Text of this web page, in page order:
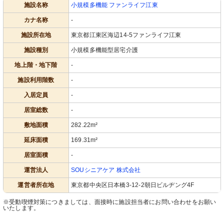
施設名称 小規模多機能 ファンライフ江東
カナ名称 -
施設所在地 東京都江東区海辺14-5ファンライフ江東
施設種別 小規模多機能型居宅介護
地上階・地下階 -
施設利用階数 -
入居定員 -
居室総数 -
敷地面積 282.22m²
延床面積 169.31m²
居室面積 -
運営法人 SOUシニアケア 株式会社
運営者所在地 東京都中央区日本橋3-12-2朝日ビルヂング4F
※受動喫煙対策につきましては、面接時に施設担当者にお問い合わせをお願い
いたします。